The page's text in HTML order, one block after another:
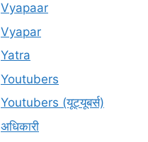
Vyapaar
Vyapar
Yatra
Youtubers
Youtubers (यूट्यूबर्स)
अधिकारी